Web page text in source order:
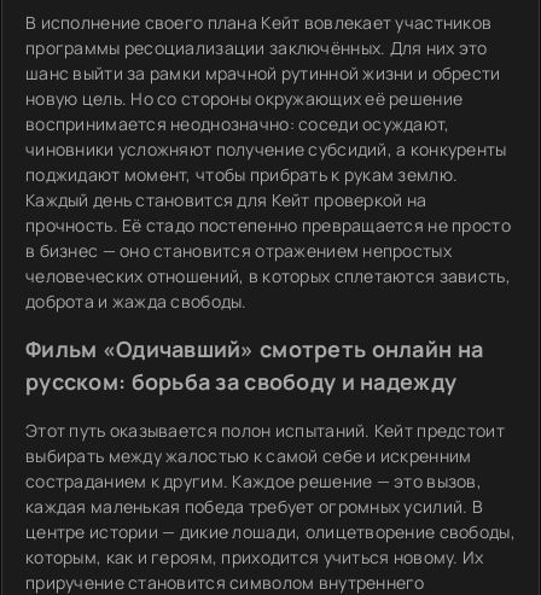
В исполнение своего плана Кейт вовлекает участников
программы ресоциализации заключённых. Для них это
шанс выйти за рамки мрачной рутинной жизни и обрести
новую цель. Но со стороны окружающих её решение
воспринимается неоднозначно: соседи осуждают,
чиновники усложняют получение субсидий, а конкуренты
поджидают момент, чтобы прибрать к рукам землю.
Каждый день становится для Кейт проверкой на
прочность. Её стадо постепенно превращается не просто
в бизнес — оно становится отражением непростых
человеческих отношений, в которых сплетаются зависть,
доброта и жажда свободы.
Фильм «Одичавший» смотреть онлайн на
русском: борьба за свободу и надежду
Этот путь оказывается полон испытаний. Кейт предстоит
выбирать между жалостью к самой себе и искренним
состраданием к другим. Каждое решение — это вызов,
каждая маленькая победа требует огромных усилий. В
центре истории — дикие лошади, олицетворение свободы,
которым, как и героям, приходится учиться новому. Их
приручение становится символом внутреннего